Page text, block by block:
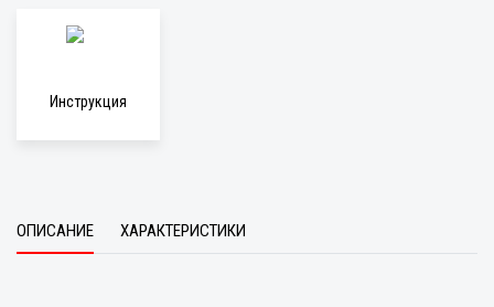
Инструкция
ОПИСАНИЕ ХАРАКТЕРИСТИКИ